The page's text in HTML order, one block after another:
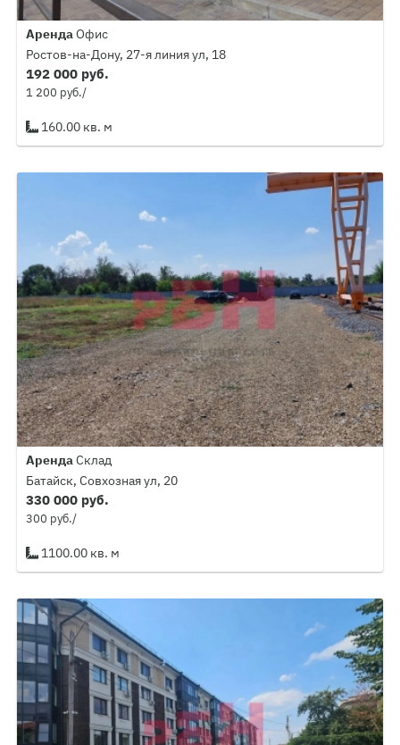
Аренда Офис
Ростов-на-Дону, 27-я линия ул, 18
192 000 руб.
1 200 руб./
160.00 кв. м
АрендаСклад
Батайск, Совхозная ул, 20
330 000 руб.
300 руб./
1100.00 кв. м